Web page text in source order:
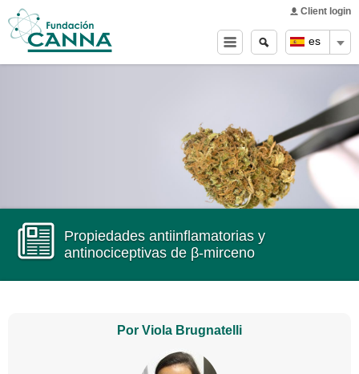
es
Client login
Main menu
Search
form
Buscar
Propiedades antiinflamatorias y
antinociceptivas de β-mirceno
Por Viola Brugnatelli